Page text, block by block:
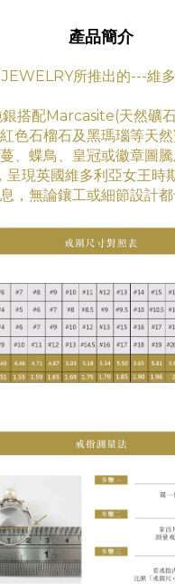
產品簡介
所推出的---維多
搭配Marcasite(天然礦
色石榴石及黑瑪瑙等天然
、蝶鳥、皇冠或徽章圖
呈現英國維多利亞女王時
，無論鑲工或細節設計都